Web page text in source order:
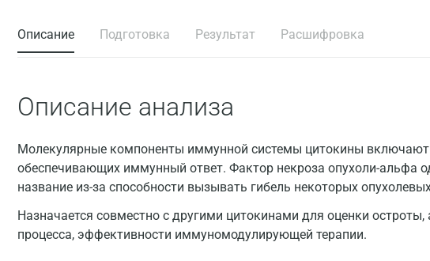
Описание Подготовка Результат Расшифровка
Описание анализа
Молекулярные компоненты иммунной системы цитокины включают
обеспечивающих иммунный ответ. Фактор некроза опухоли-альфа
название из-за способности вызывать гибель некоторых
Назначается совместно с другими цитокинами для оценки остроты,
процесса, эффективности иммуномодулирующей терапии.